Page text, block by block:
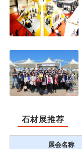
石材展推荐
展会名称